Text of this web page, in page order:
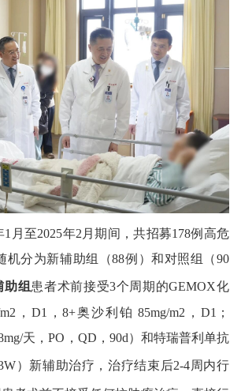
1 月至2025年2 月期间，共招募178例高危
机分为新辅助组（88例）和对照组（90
助组 患者术前接受3个周期的GEMOX化
， D1 ，8+奥沙利铂85mg/m2 ，D1 ；
天，PO ， QD ， 90d）和特瑞普利单抗
）新辅助治疗，治疗结束后2-4周内行